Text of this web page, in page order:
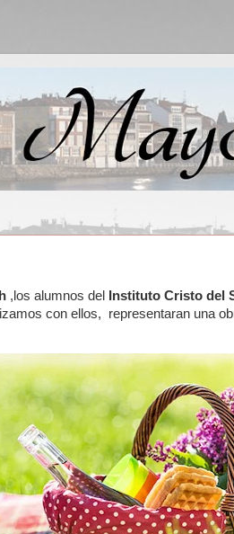
,los alumnos del Instituto Cristo del
con ellos, representaran una